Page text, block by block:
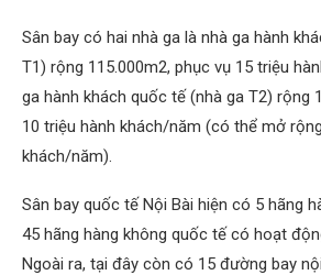
Sân bay có hai nhà ga là nhà ga hành
T1) rộng 115.000m2, phục vụ 15 triệu
ga hành khách quốc tế (nhà ga T2) rộng
10 triệu hành khách/năm (có thể mở
khách/năm).
Sân bay quốc tế Nội Bài hiện có 5 hãng
45 hãng hàng không quốc tế có hoạt
Ngoài ra, tại đây còn có 15 đường bay